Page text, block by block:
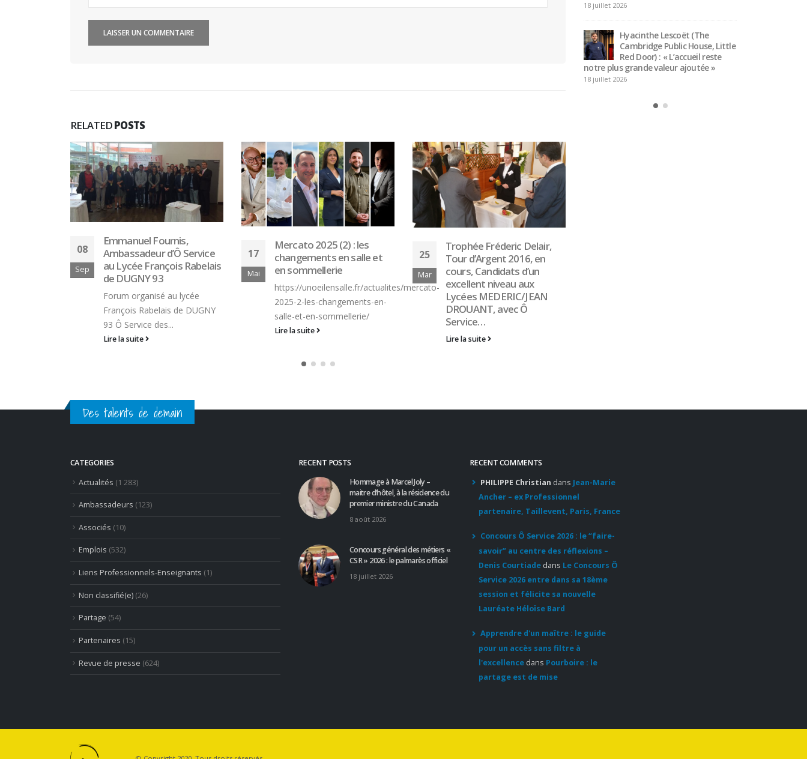
RELATEDPOSTS
Rabelais
17
Mai
Mercato 2025 (2) : les
changements en salle et
en sommellerie
https://unoeilensalle.fr/actualites/mercato-
2025-2-les-changements-en-
salle-et-en-sommellerie/
Lire la suite
25
Mar
Trophée Fréderic Delair,
Tour d’Argent 2016, en
cours, Candidats d’un
excellent niveau aux
Lycées MEDERIC/JEAN
DROUANT, avec Ô
Service…
03
Fév
Palmarès du septième
Trophée National Royal
Picardy
- LAURÉATE : Mlle. Adèle
VITROU du Lycée Hôtelier de
Grenoble -...
Hyacinthe Lescoët (The
Cambridge Public House, Little
Hyacinthe Lescoët (The
Cambridge Public House, Little
Red Door) : « L’accueil reste
notre plus grande valeur ajoutée »
Serge Dubs, meilleur
sommelier du monde, part à
la retraite après plus de 50
ans de service
Des talents de demain
CATEGORIES
Actualités (1 283)
Ambassadeurs (123)
Associés (10)
Emplois (532)
Liens Professionnels-Enseignants (1)
Non classifié(e) (26)
Partage (54)
Partenaires (15)
Revue de presse (624)
RECENT POSTS
Hommage à Marcel Joly –
maitre d’hôtel, à la résidence du
premier ministre du Canada
8 août 2026
Concours général des métiers «
CSR » 2026 : le palmarès officiel
18 juillet 2026
RECENT COMMENTS
PHILIPPE Christian dans Jean-Marie
Ancher – ex Professionnel
partenaire, Taillevent, Paris, France
Concours Ô Service 2026 : le “faire-
savoir” au centre des réflexions –
Denis Courtiade dans Le Concours Ô
Service 2026 entre dans sa 18ème
session et félicite sa nouvelle
Lauréate Héloïse Bard
Apprendre d'un maître : le guide
pour un accès sans filtre à
l'excellence dans Pourboire : le
partage est de mise